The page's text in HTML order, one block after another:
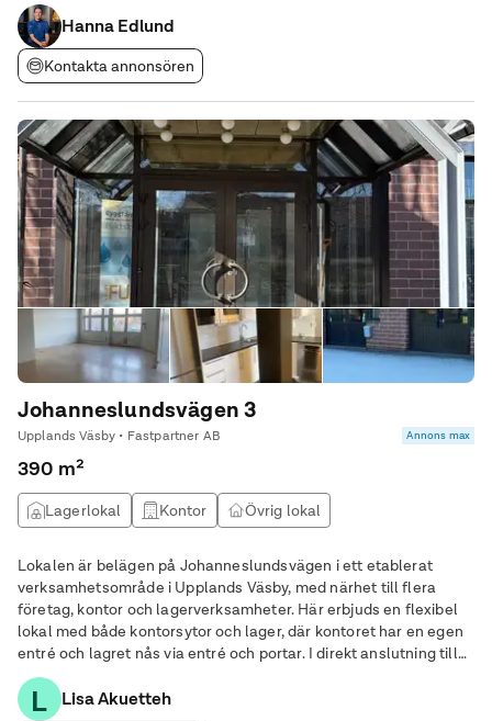
E4. Det här är en
Hanna Edlund
Kontakta annonsören
Johanneslundsvägen 3
Upplands Väsby • Fastpartner AB Annons max
390 m²
Lagerlokal Kontor Övrig lokal
Lokalen är belägen på Johanneslundsvägen i ett etablerat
verksamhetsområde i Upplands Väsby, med närhet till flera
företag, kontor och lagerverksamheter. Här erbjuds en flexibel
lokal med både kontorsytor och lager, där kontoret har en egen
entré och lagret nås via entré och portar. I direkt anslutning till
fastigheten ligger restaurangen Henkes Lunch Buffet, vilket gör
det enkelt för både
L Lisa Akuetteh